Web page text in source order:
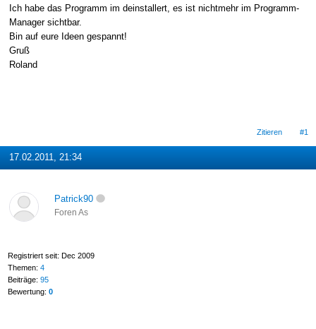
Ich habe das Programm im deinstallert, es ist nichtmehr im Programm-
Manager sichtbar.
Bin auf eure Ideen gespannt!
Gruß
Roland
Zitieren #1
17.02.2011, 21:34
Patrick90
Foren As
Registriert seit: Dec 2009
Themen: 4
Beiträge: 95
Bewertung: 0